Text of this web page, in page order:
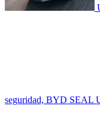
seguridad, BYD SEAL